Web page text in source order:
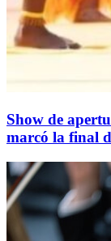
Show de
marcó la final